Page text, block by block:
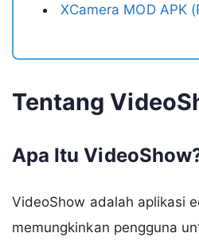
XCamera MOD APK
Tentang
Apa Itu
VideoShow adalah aplikasi
memungkinkan pengguna